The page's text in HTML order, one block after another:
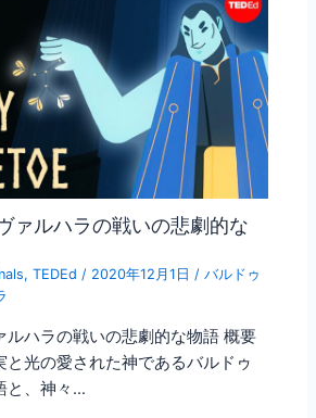
ァルハラの戦いの悲劇的な
,TEDEd / 2020年12月1日/バルドゥ
ルハラの戦いの悲劇的な物語 概要
と光の愛された神であるバルドゥ
と、神々…